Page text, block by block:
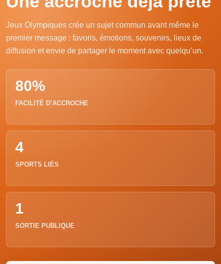
Jeux Olympiques crée un sujet commun avant même le
premier message : favoris, émotions, souvenirs, lieux de
diffusion et envie de partager le moment avec quelqu’un.
80%
FACILITÉ D’ACCROCHE
4
SPORTS LIÉS
1
SORTIE PUBLIQUE